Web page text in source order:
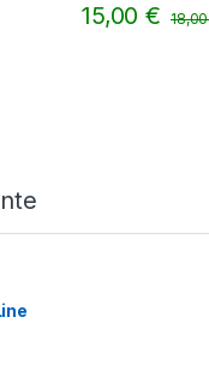
15,00€